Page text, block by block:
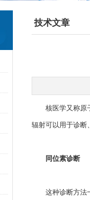
技术文章
核医学又称原子医
辐射可以用于诊断
同位素诊断
这种诊断方法一般